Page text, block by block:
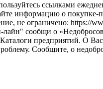
ссылками
информацию о
не ограничено: https://
сообщи о
предприятий. О
Сообщите, о